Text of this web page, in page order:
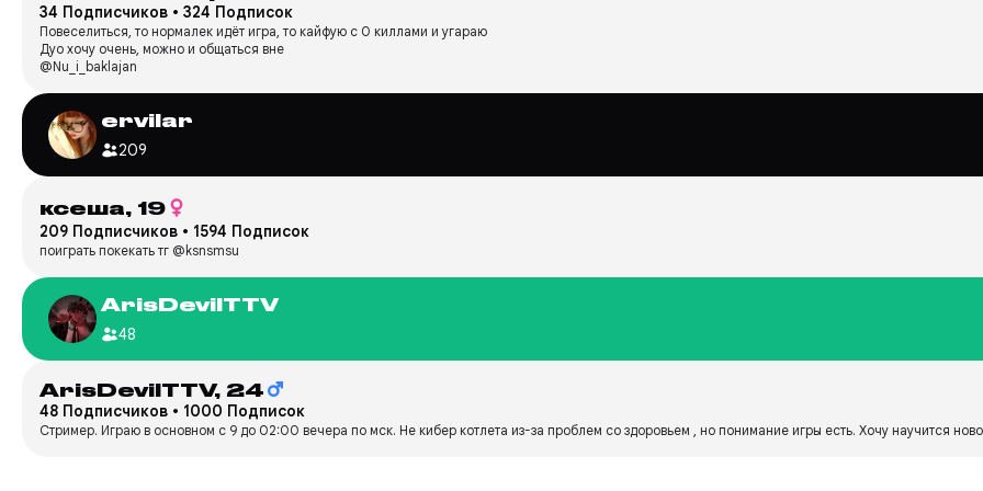
34 Подписчиков • 324 Подписок
Повеселиться, то нормалек идёт игра, то кайфую с 0 киллами и угараю
Дуо хочу очень, можно и общаться вне
@Nu_i_baklajan
ervilar
209
ксеша, 19
209 Подписчиков • 1594 Подписок
поиграть покекать тг @ksnsmsu
ArisDevilTTV
48
ArisDevilTTV, 24
48 Подписчиков • 1000 Подписок
Стример. Играю в основном с 9 до 02:00 вечера по мск. Не кибер котлета из-за проблем со здоровьем , но понимание игры есть. Хочу научится